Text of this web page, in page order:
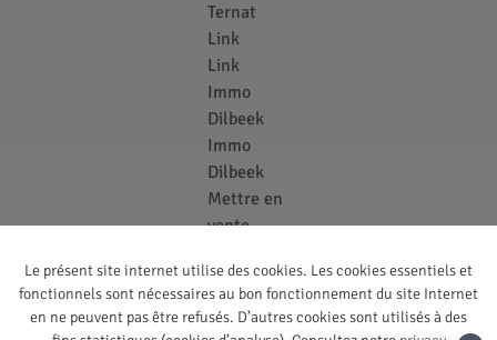
Ternat
Link
Link
Immo
Dilbeek
Immo
Dilbeek
Mettre en
vente
Link
Link
Link
Le présent site internet utilise des cookies. Les cookies essentiels et
fonctionnels sont nécessaires au bon fonctionnement du site Internet
en ne peuvent pas être refusés. D’autres cookies sont utilisés à des